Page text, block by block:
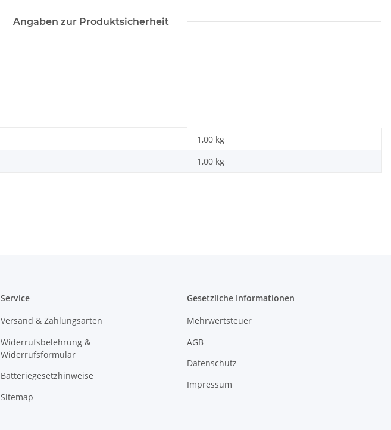
Angaben zur Produktsicherheit
1,00 kg
1,00 kg
Service
Versand & Zahlungsarten
Widerrufsbelehrung &
Widerrufsformular
Batteriegesetzhinweise
Sitemap
Gesetzliche Informationen
Mehrwertsteuer
AGB
Datenschutz
Impressum